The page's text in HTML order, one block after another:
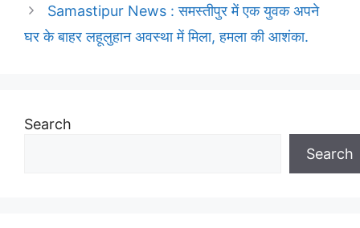
Samastipur News : समस्तीपुर में एक युवक अपने
घर के बाहर लहूलुहान अवस्था में मिला, हमला की आशंका.
Search
Search